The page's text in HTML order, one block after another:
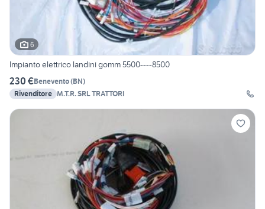
6
Impianto elettrico landini gomm 5500----8500
230 €Benevento(BN)
Rivenditore M.T.R. SRL TRATTORI